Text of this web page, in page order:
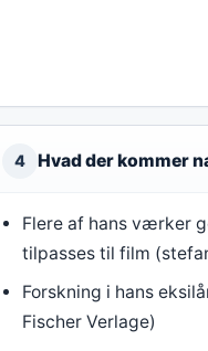
4 Hvad der kommer
Flere af hans værker
tilpasses til film
Forskning i hans
Fischer Verlage)